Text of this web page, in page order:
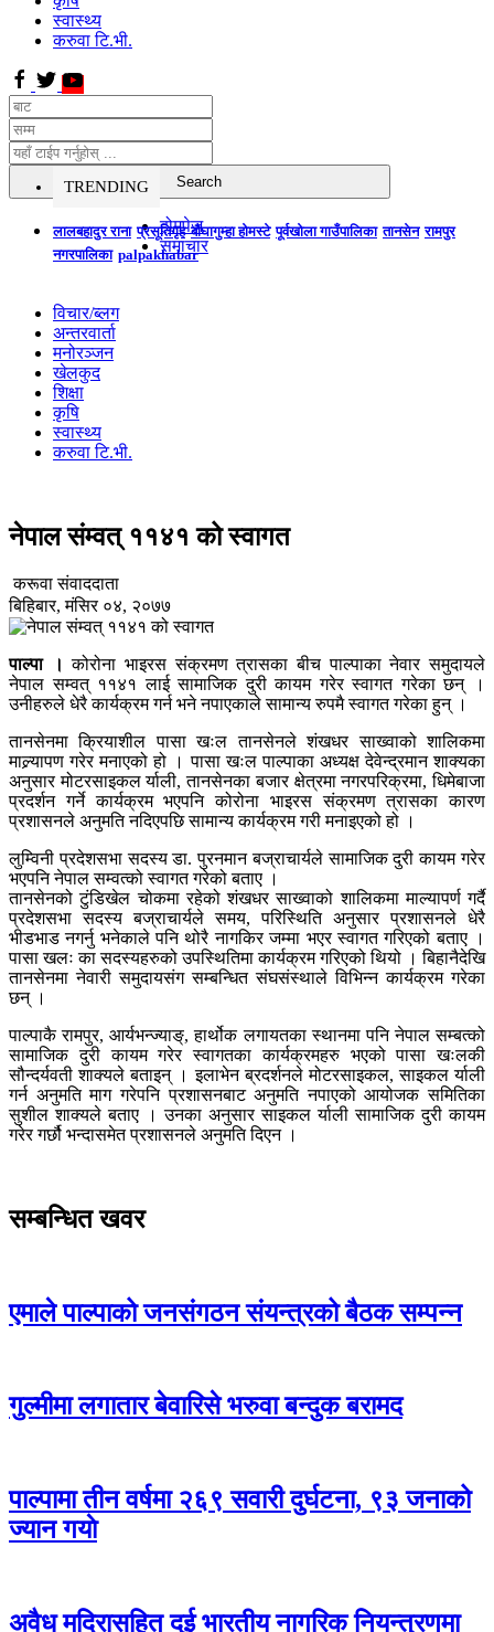
स्वास्थ्य
करुवा टि.भी.
TRENDING
लालबहादुर राना प्रसूतिगृह बौघागुम्हा होमस्टे पूर्वखोला गाउँपालिका तानसेन रामपुर
नगरपालिका palpakhabar
होमपेज
समाचार
विचार/ब्लग
अन्तरवार्ता
मनोरञ्जन
खेलकुद
शिक्षा
कृषि
स्वास्थ्य
करुवा टि.भी.
नेपाल संम्वत् ११४१ को स्वागत
करूवा संवाददाता
बिहिबार, मंसिर ०४, २०७७
पाल्पा । कोरोना भाइरस संक्रमण त्रासका बीच पाल्पाका नेवार समुदायले
नेपाल सम्वत् ११४१ लाई सामाजिक दुरी कायम गरेर स्वागत गरेका छन् ।
उनीहरुले धेरै कार्यक्रम गर्न भने नपाएकाले सामान्य रुपमै स्वागत गरेका हुन् ।
तानसेनमा क्रियाशील पासा खःल तानसेनले शंखधर साख्वाको शालिकमा
माल्र्यापण गरेर मनाएको हो । पासा खःल पाल्पाका अध्यक्ष देवेन्द्रमान शाक्यका
अनुसार मोटरसाइकल र्याली, तानसेनका बजार क्षेत्रमा नगरपरिक्रमा, धिमेबाजा
प्रदर्शन गर्ने कार्यक्रम भएपनि कोरोना भाइरस संक्रमण त्रासका कारण
प्रशासनले अनुमति नदिएपछि सामान्य कार्यक्रम गरी मनाइएको हो ।
लुम्विनी प्रदेशसभा सदस्य डा. पुरनमान बज्राचार्यले सामाजिक दुरी कायम गरेर
भएपनि नेपाल सम्वत्को स्वागत गरेको बताए ।
तानसेनको टुंडिखेल चोकमा रहेको शंखधर साख्वाको शालिकमा माल्यापर्ण गर्दै
प्रदेशसभा सदस्य बज्राचार्यले समय, परिस्थिति अनुसार प्रशासनले धेरै
भीडभाड नगर्नु भनेकाले पनि थोरै नागकिर जम्मा भएर स्वागत गरिएको बताए ।
पासा खलः का सदस्यहरुको उपस्थितिमा कार्यक्रम गरिएको थियो । बिहानैदेखि
तानसेनमा नेवारी समुदायसंग सम्बन्धित संघसंस्थाले विभिन्न कार्यक्रम गरेका
छन् ।
पाल्पाकै रामपुर, आर्यभन्ज्याङ्, हार्थोक लगायतका स्थानमा पनि नेपाल सम्बत्को
सामाजिक दुरी कायम गरेर स्वागतका कार्यक्रमहरु भएको पासा खःलकी
सौन्दर्यवती शाक्यले बताइन् । इलाभेन ब्रदर्शनले मोटरसाइकल, साइकल र्याली
गर्न अनुमति माग गरेपनि प्रशासनबाट अनुमति नपाएको आयोजक समितिका
सुशील शाक्यले बताए । उनका अनुसार साइकल र्याली सामाजिक दुरी कायम
गरेर गर्छौ भन्दासमेत प्रशासनले अनुमति दिएन ।
सम्बन्धित खवर
एमाले पाल्पाको जनसंगठन संयन्त्रको बैठक सम्पन्न
गुल्मीमा लगातार बेवारिसे भरुवा बन्दुक बरामद
पाल्पामा तीन वर्षमा २६९ सवारी दुर्घटना, ९३ जनाको
ज्यान गयाे
अवैध मदिरासहित दुई भारतीय नागरिक नियन्त्रणमा